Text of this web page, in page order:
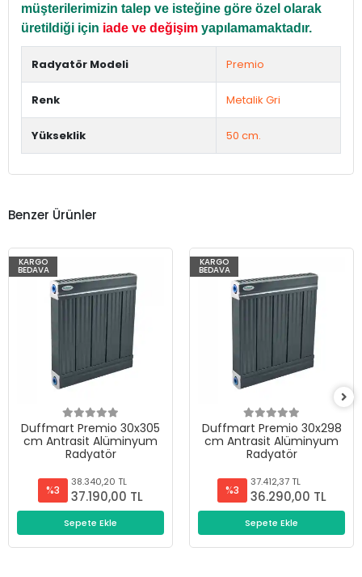
müşterilerimizin talep ve isteğine göre özel olarak
üretildiği için iade ve değişim yapılamamaktadır.
Radyatör Modeli Premio
Renk Metalik Gri
Yükseklik 50 cm.
Benzer Ürünler
KARGO
BEDAVA
Duffmart Premio 30x305
cm Antrasit Alüminyum
Radyatör
%3
38.340,20 TL
37.190,00 TL
Sepete Ekle
KARGO
BEDAVA
Duffmart Premio 30x298
cm Antrasit Alüminyum
Radyatör
%3
37.412,37 TL
36.290,00 TL
Sepete Ekle